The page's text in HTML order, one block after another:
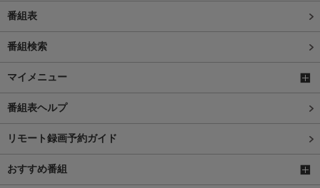
番組表
番組検索
マイメニュー
番組表ヘルプ
リモート録画予約ガイド
おすすめ番組